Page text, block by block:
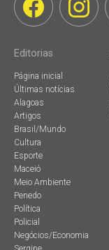
Editorias
Página inicial
Últimas notícias
Alagoas
Artigos
Brasil/Mundo
Cultura
Esporte
Maceió
Meio Ambiente
Penedo
Política
Policial
Negócios/Economia